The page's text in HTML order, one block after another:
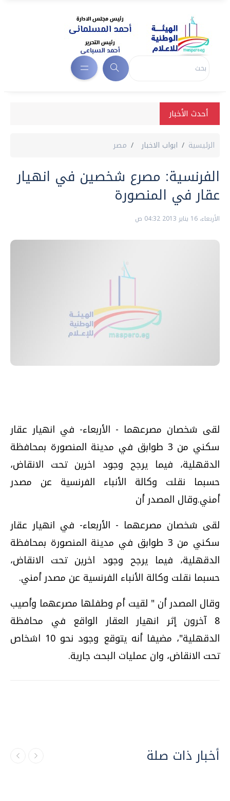
أحدث الأخبار
الرئيسية ابواب الاخبار مصر
الفرنسية: مصرع شخصين في انهيار
عقار في المنصورة
الأربعاء، 16 يناير 2013 04:32 ص
لقى شخصان مصرعهما - الأربعاء- في انهيار عقار
سكني من 3 طوابق في مدينة المنصورة بمحافظة
الدقهلية، فيما يرجح وجود اخرين تحت الانقاض،
حسبما نقلت وكالة الأنباء الفرنسية عن مصدر
أمني.وقال المصدر أن
لقى شخصان مصرعهما - الأربعاء- في انهيار عقار
سكني من 3 طوابق في مدينة المنصورة بمحافظة
الدقهلية، فيما يرجح وجود اخرين تحت الانقاض،
حسبما نقلت وكالة الأنباء الفرنسية عن مصدر أمني.
وقال المصدر أن " لقيت أم وطفلها مصرعهما وأصيب
8 آخرون إثر انهيار العقار الواقع في محافظة
الدقهلية"، مضيفا أنه يتوقع وجود نحو 10 اشخاص
تحت الانقاض، وان عمليات البحث جارية.
أخبار ذات صلة